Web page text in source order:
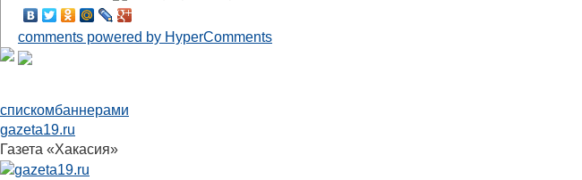
comments powered by HyperComments
спискомбаннерами
gazeta19.ru
Газета «Хакасия»